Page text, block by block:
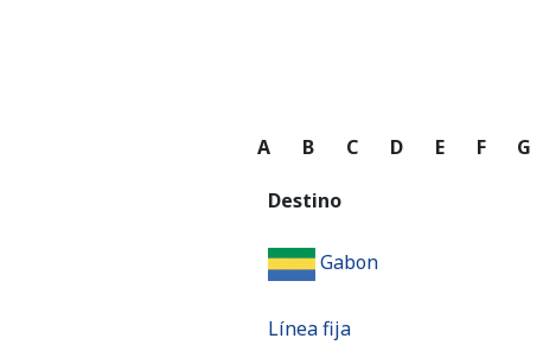
A B C D E F G
Destino
Gabon
Línea fija